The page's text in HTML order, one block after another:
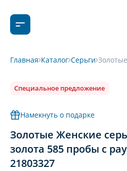
Главная Каталог Серьги
Специальное предложение
Намекнуть о подарке
Золотые Женские
золота 585 пробы с
21803327